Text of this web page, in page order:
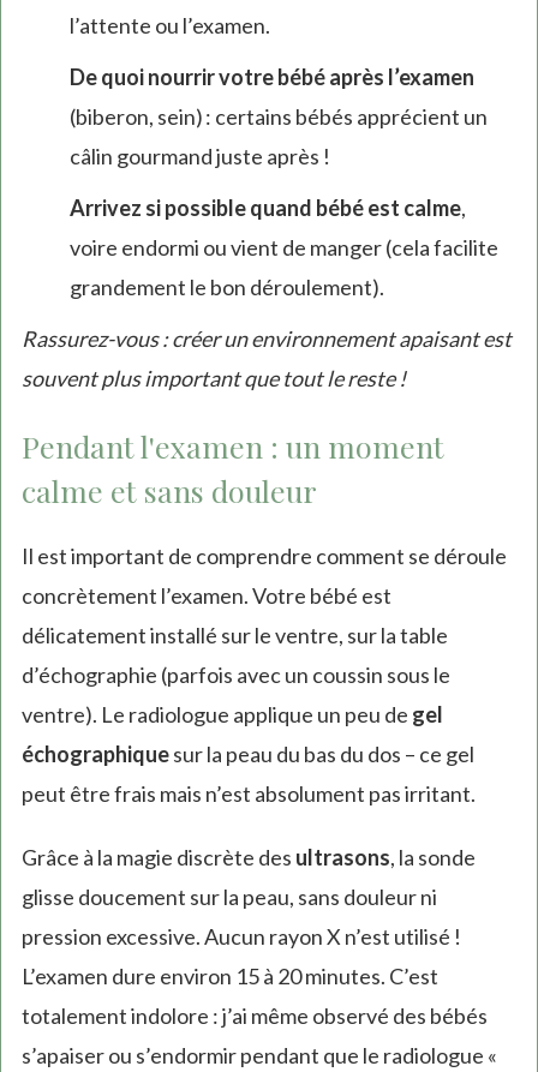
l’attente ou l’examen.
De quoi nourrir votre bébé après l’examen
(biberon, sein) : certains bébés apprécient un
câlin gourmand juste après !
Arrivez si possible quand bébé est calme,
voire endormi ou vient de manger (cela facilite
grandement le bon déroulement).
Rassurez-vous : créer un environnement apaisant est
souvent plus important que tout le reste !
Pendant l'examen : un moment
calme et sans douleur
Il est important de comprendre comment se déroule
concrètement l’examen. Votre bébé est
délicatement installé sur le ventre, sur la table
d’échographie (parfois avec un coussin sous le
ventre). Le radiologue applique un peu de gel
échographiquesur la peau du bas du dos – ce gel
peut être frais mais n’est absolument pas irritant.
Grâce à la magie discrète des ultrasons, la sonde
glisse doucement sur la peau, sans douleur ni
pression excessive. Aucun rayon X n’est utilisé !
L’examen dure environ 15 à 20 minutes. C’est
totalement indolore : j’ai même observé des bébés
s’apaiser ou s’endormir pendant que le radiologue «